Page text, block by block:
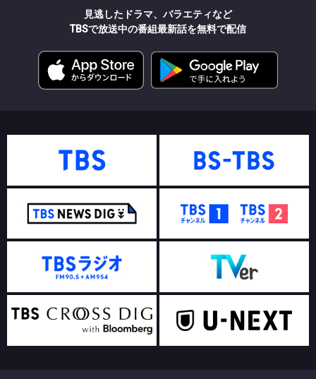
見逃したドラマ、バラエティなど
TBSで放送中の番組最新話を無料で配信